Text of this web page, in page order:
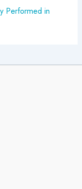
Performed in